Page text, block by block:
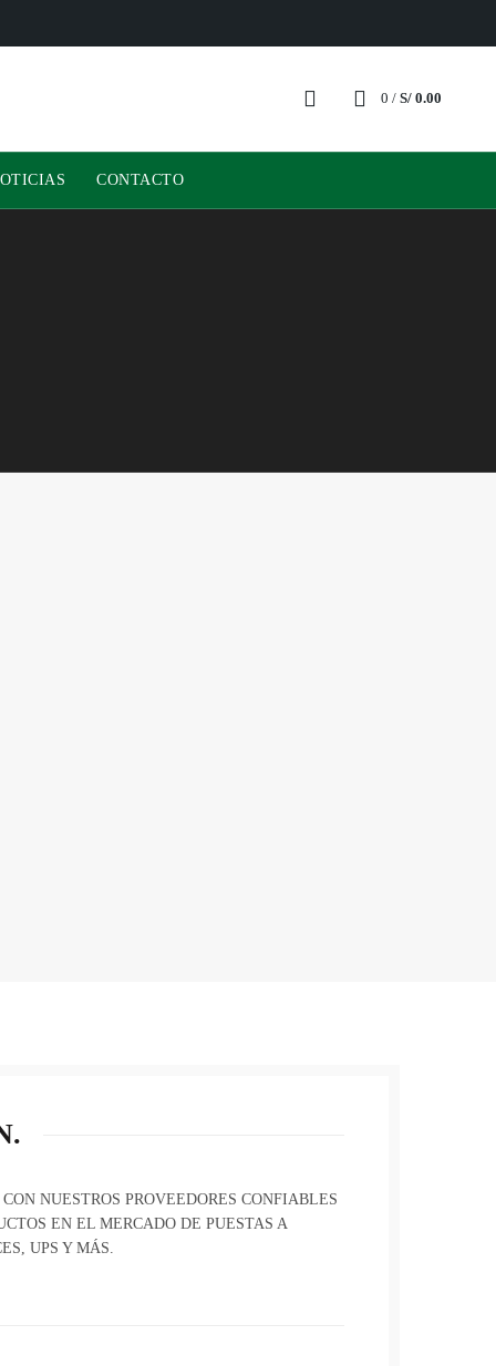
0 / S/0.00
CONTACTO
NUESTROS PROVEEDORES CONFIABLES
EN EL MERCADO DE PUESTAS A
UPS Y MÁS.